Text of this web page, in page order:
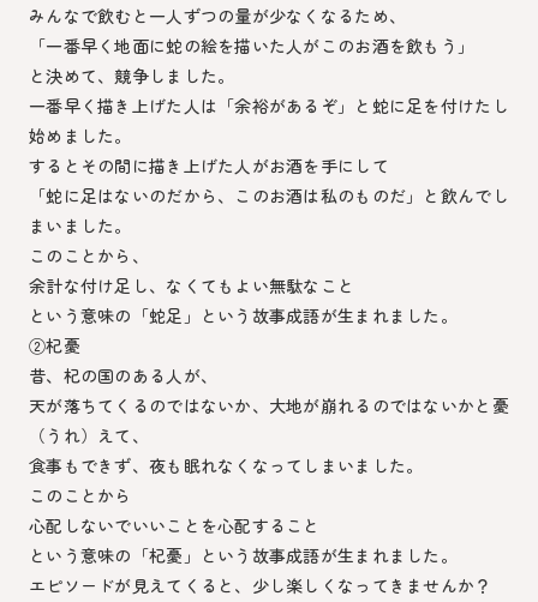
みんなで飲むと一人ずつの量が少なくなるため、
「一番早く地面に蛇の絵を描いた人がこのお酒を飲もう」
と決めて、競争しました。
一番早く描き上げた人は「余裕があるぞ」と蛇に足を付けたし
始めました。
するとその間に描き上げた人がお酒を手にして
「蛇に足はないのだから、このお酒は私のものだ」と飲んでし
まいました。
このことから、
余計な付け足し、なくてもよい無駄なこと
という意味の「蛇足」という故事成語が生まれました。
②杞憂
昔、杞の国のある人が、
天が落ちてくるのではないか、大地が崩れるのではないかと憂
（うれ）えて、
食事もできず、夜も眠れなくなってしまいました。
このことから
心配しないでいいことを心配すること
という意味の「杞憂」という故事成語が生まれました。
エピソードが見えてくると、少し楽しくなってきませんか？